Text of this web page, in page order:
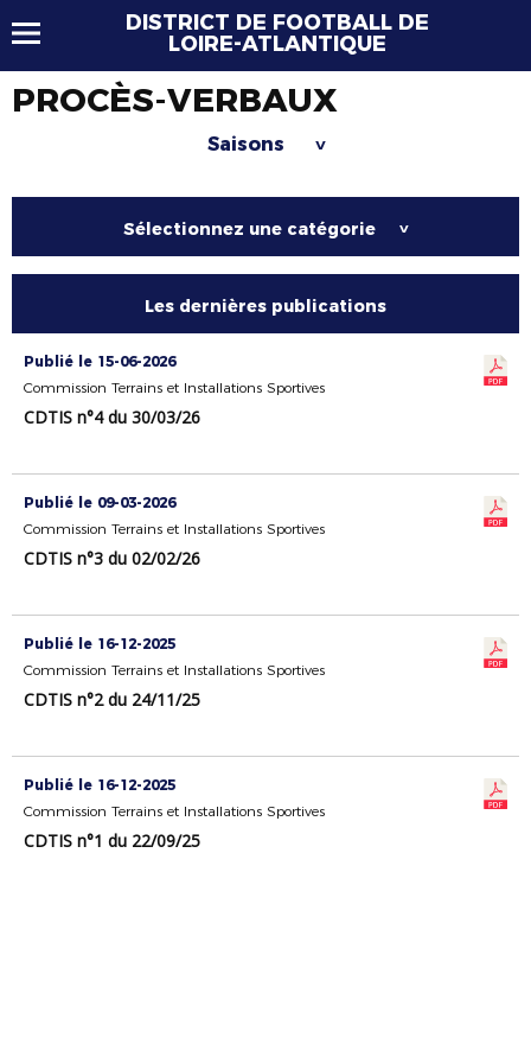
DISTRICT DE FOOTBALL DE
LOIRE-ATLANTIQUE
PROCÈS-VERBAUX
Saisons >
Sélectionnez une catégorie >
Les dernières publications
Publié le 15-06-2026
Commission Terrains et Installations Sportives
CDTIS n°4 du 30/03/26
Publié le 09-03-2026
Commission Terrains et Installations Sportives
CDTIS n°3 du 02/02/26
Publié le 16-12-2025
Commission Terrains et Installations Sportives
CDTIS n°2 du 24/11/25
Publié le 16-12-2025
Commission Terrains et Installations Sportives
CDTIS n°1 du 22/09/25